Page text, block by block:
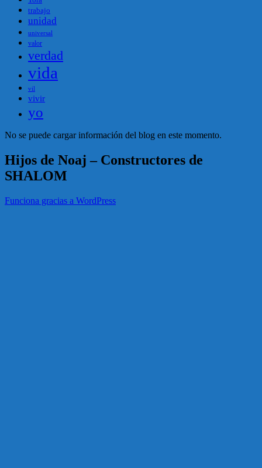
trabajo
unidad
universal
valor
verdad
vida
vil
vivir
yo
No se puede cargar información del blog en este momento.
Hijos de Noaj – Constructores de
SHALOM
Funciona gracias a WordPress